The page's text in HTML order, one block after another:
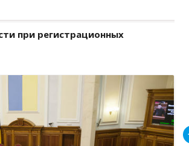
при регистрационных